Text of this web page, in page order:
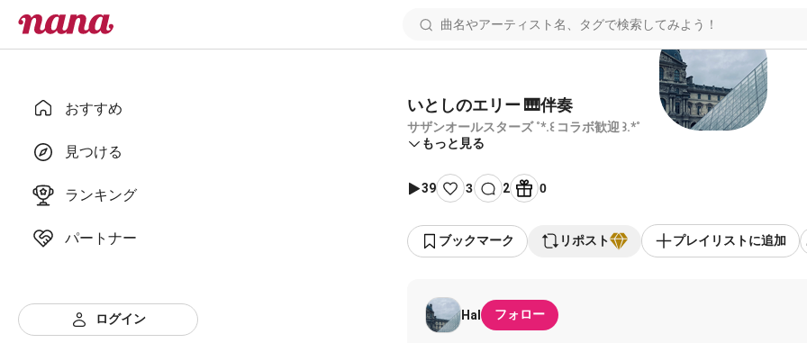
おすすめ
見つける
ランキング
パートナー
ログイン
いとしのエリー 🎹伴奏
サザンオールスターズ ˚*.꒰ コラボ歓迎 ꒱.*˚
もっと見る
39 3 2 0
ブックマーク リポスト プレイリストに追加
Hal フォロー